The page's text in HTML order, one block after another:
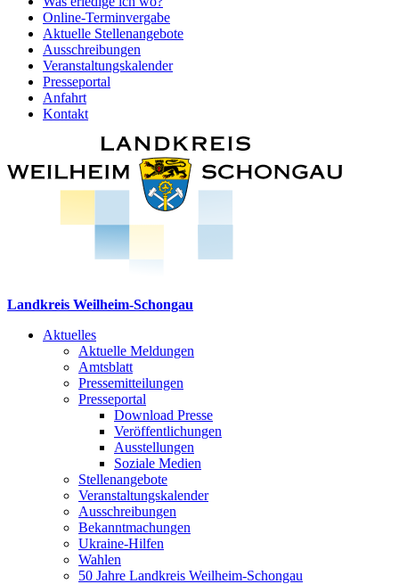
Online-Terminvergabe
Aktuelle Stellenangebote
Ausschreibungen
Veranstaltungskalender
Presseportal
Anfahrt
Kontakt
Landkreis Weilheim-Schongau
Aktuelles
Aktuelle Meldungen
Amtsblatt
Pressemitteilungen
Presseportal
Download Presse
Veröffentlichungen
Ausstellungen
Soziale Medien
Stellenangebote
Veranstaltungskalender
Ausschreibungen
Bekanntmachungen
Ukraine-Hilfen
Wahlen
50 Jahre Landkreis Weilheim-Schongau